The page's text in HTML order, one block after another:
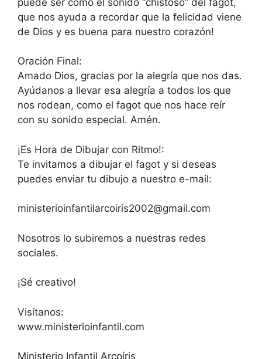
que nos ayuda a recordar que la felicidad viene
de Dios y es buena para nuestro corazón!
Oración Final:
Amado Dios, gracias por la alegría que nos das.
Ayúdanos a llevar esa alegría a todos los que
nos rodean, como el fagot que nos hace reír
con su sonido especial. Amén.
¡Es Hora de Dibujar con Ritmo!:
Te invitamos a dibujar el fagot y si deseas
puedes enviar tu dibujo a nuestro e-mail:
ministerioinfantilarcoiris2002@gmail.com
Nosotros lo subiremos a nuestras redes
sociales.
¡Sé creativo!
Visítanos:
www.ministerioinfantil.com
Ministerio Infantil Arcoíris